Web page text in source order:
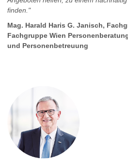
finden."
Mag. Harald Haris G. Janisch,
Fachgruppe Wien
und Personenbetreuung